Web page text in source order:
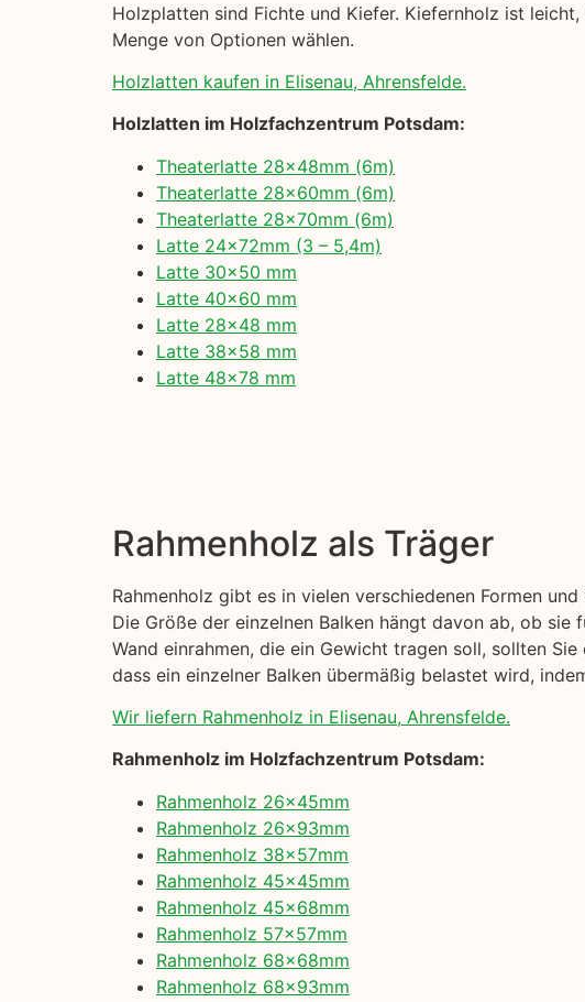
Holzplatten sind Fichte und Kiefer. Kiefernholz ist
Menge von Optionen wählen.
Holzlatten kaufen in Elisenau, Ahrensfelde.
Holzlatten im Holzfachzentrum Potsdam:
Theaterlatte 28x48mm (6m)
Theaterlatte 28x60mm (6m)
Theaterlatte 28x70mm (6m)
Latte 24x72mm (3 – 5,4m)
Latte 30×50 mm
Latte 40×60 mm
Latte 28×48 mm
Latte 38×58 mm
Latte 48×78 mm
Rahmenholz als Träger
Rahmenholz gibt es in vielen verschiedenen Formen
Die Größe der einzelnen Balken hängt davon ab, ob
Wand einrahmen, die ein Gewicht tragen soll, sollten
dass ein einzelner Balken übermäßig belastet wird,
Wir liefern Rahmenholz in Elisenau, Ahrensfelde.
Rahmenholz im Holzfachzentrum Potsdam:
Rahmenholz 26x45mm
Rahmenholz 26x93mm
Rahmenholz 38x57mm
Rahmenholz 45x45mm
Rahmenholz 45x68mm
Rahmenholz 57x57mm
Rahmenholz 68x68mm
Rahmenholz 68x93mm